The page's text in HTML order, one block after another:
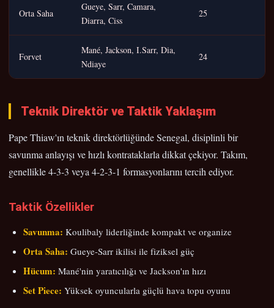
Orta Saha
Gueye, Sarr, Camara,
Diarra, Ciss
25
Forvet
Mané, Jackson, I.Sarr, Dia,
Ndiaye
24
Teknik Direktör ve Taktik Yaklaşım
Pape Thiaw'ın teknik direktörlüğünde Senegal, disiplinli bir
savunma anlayışı ve hızlı kontrataklarla dikkat çekiyor. Takım,
genellikle 4-3-3 veya 4-2-3-1 formasyonlarını tercih ediyor.
Taktik Özellikler
Savunma: Koulibaly liderliğinde kompakt ve organize
Orta Saha: Gueye-Sarr ikilisi ile fiziksel güç
Hücum: Mané'nin yaratıcılığı ve Jackson'ın hızı
Set Piece: Yüksek oyuncularla güçlü hava topu oyunu